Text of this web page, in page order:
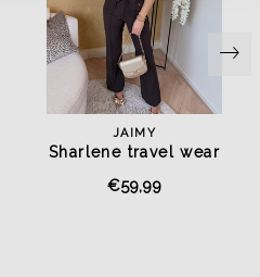
JAIMY
Sharlene travel wear
blouse cut sleeves with
gold buttons brown
€59,99